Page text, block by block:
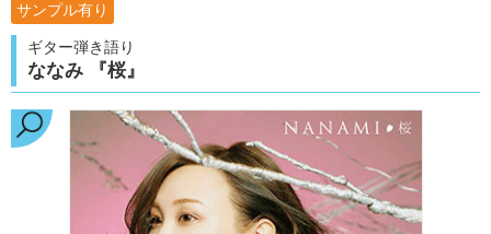
サンプル有り
ギター弾き語り
ななみ 『桜』